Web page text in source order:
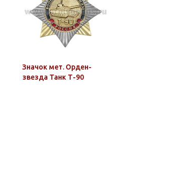
Значок мет. Орден-
звезда Танк Т-90